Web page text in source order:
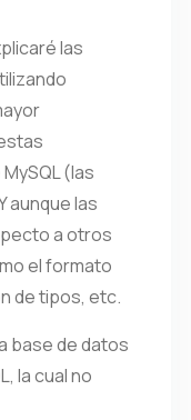
las
(las
aunque las
a otros
el formato
de tipos, etc.
base de datos
la cual no